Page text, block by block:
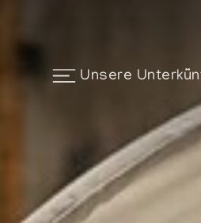
Unsere